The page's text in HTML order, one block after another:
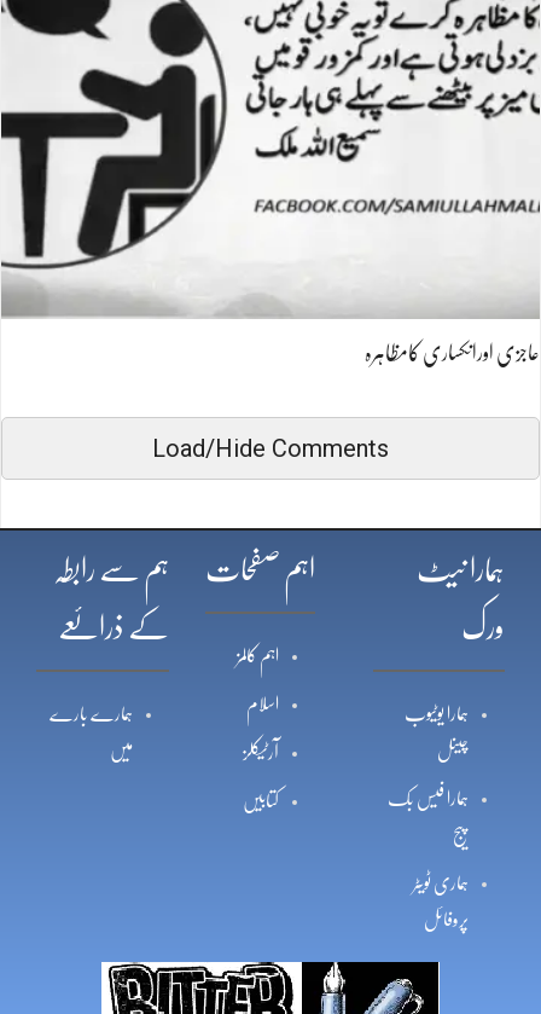
عاجزی اورانکساری کامظاہرہ
Load/Hide Comments
ہمارا نیٹ
ورک
ہمارا یوٹیوب
چینل
ہمارا فیس بک
پیج
ہماری ٹویٹر
پروفائل
اہم صفحات
اہم کالمز
اسلام
آرٹیکلز
کتابیں
ہم سے رابطہ
کے ذرائعے
ہمارے بارے
میں